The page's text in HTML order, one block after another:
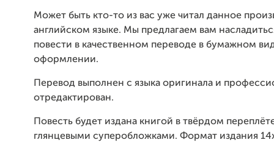
Может быть кто-то из вас уже читал данное
английском языке. Мы предлагаем вам
повести в качественном переводе в бумажном
оформлении.
Перевод выполнен с языка оригинала и
отредактирован.
Повесть будет издана книгой в твёрдом
глянцевыми суперобложками. Формат издания